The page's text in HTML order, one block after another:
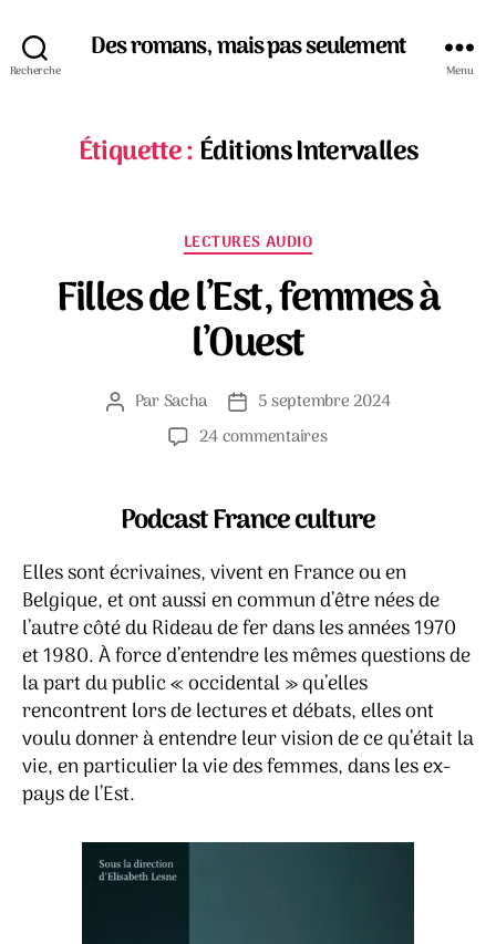
Recherche
Des romans, mais pas seulement
Menu
Étiquette :Éditions Intervalles
Catégories
LECTURES AUDIO
Filles de l’Est, femmes à
l’Ouest
Auteur
ParSacha
Date
de
l’article
5 septembre 2024
24 commentairessur
l’Est,
femmes
l’Ouest
Podcast France culture
Elles sont écrivaines, vivent en France ou en
Belgique, et ont aussi en commun d’être nées de
l’autre côté du Rideau de fer dans les années 1970
et 1980. À force d’entendre les mêmes questions de
la part du public « occidental » qu’elles
rencontrent lors de lectures et débats, elles ont
voulu donner à entendre leur vision de ce qu’était la
vie, en particulier la vie des femmes, dans les ex-
pays de l’Est.